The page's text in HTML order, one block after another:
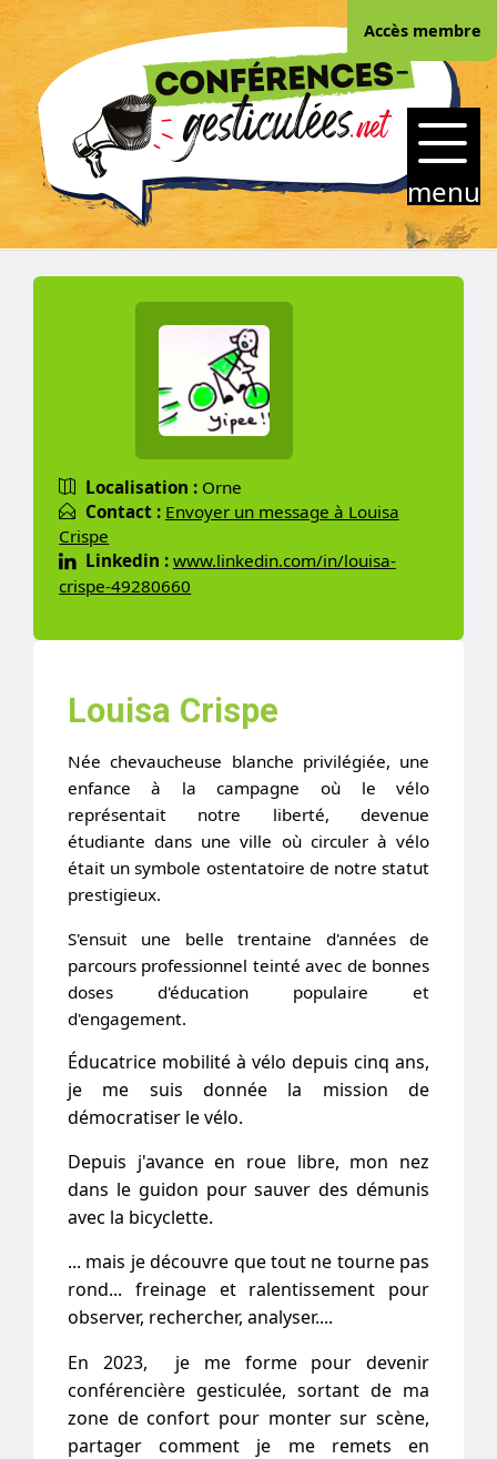
Skip
content
CONFERENCES-
GESTICULEES.NET
menu
Accès membre
Localisation : Orne
Contact : Envoyer un message à Louisa
Crispe
Linkedin : www.linkedin.com/in/louisa-
crispe-49280660
Louisa Crispe
Née chevaucheuse blanche privilégiée, une
enfance à la campagne où le vélo
représentait notre liberté, devenue
étudiante dans une ville où circuler à vélo
était un symbole ostentatoire de notre statut
prestigieux.
S'ensuit une belle trentaine d'années de
parcours professionnel teinté avec de bonnes
doses d'éducation populaire et
d'engagement.
Éducatrice mobilité à vélo depuis cinq ans,
je me suis donnée la mission de
démocratiser le vélo.
Depuis j'avance en roue libre, mon nez
dans le guidon pour sauver des démunis
avec la bicyclette.
... mais je découvre que tout ne tourne pas
rond... freinage et ralentissement pour
observer, rechercher, analyser....
En 2023, je me forme pour devenir
conférencière gesticulée, sortant de ma
zone de confort pour monter sur scène,
partager comment je me remets en